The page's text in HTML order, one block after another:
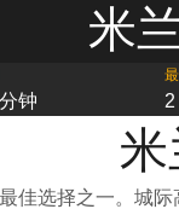
米
钟
佳选择之一。城